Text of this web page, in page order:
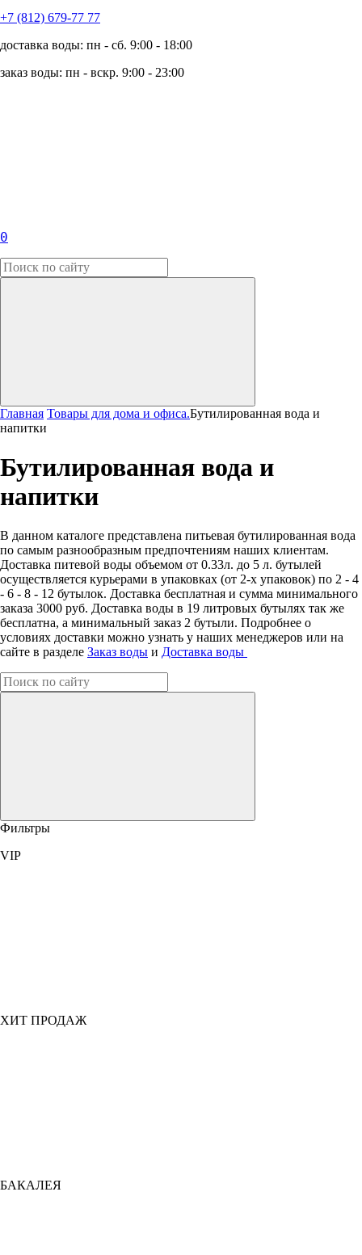
+7 (812) 679-77 77
доставка воды: пн - сб. 9:00 - 18:00
заказ воды: пн - вскр. 9:00 - 23:00
0
Главная Товары для дома и офиса.Бутилированная вода и
напитки
Бутилированная вода и
напитки
В данном каталоге представлена питьевая бутилированная вода
по самым разнообразным предпочтениям наших клиентам.
Доставка питевой воды объемом от 0.33л. до 5 л. бутылей
осуществляется курьерами в упаковках (от 2-х упаковок) по 2 - 4
- 6 - 8 - 12 бутылок. Доставка бесплатная и сумма минимального
заказа 3000 руб. Доставка воды в 19 литровых бутылях так же
бесплатна, а минимальный заказ 2 бутыли. Подробнее о
условиях доставки можно узнать у наших менеджеров или на
сайте в разделе Заказ воды и Доставка воды
Фильтры
VIP
ХИТ ПРОДАЖ
БАКАЛЕЯ